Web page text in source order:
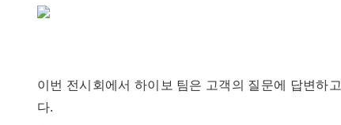
이번 전시회에서 하이보 팀은 고객의 질문에 답변하
다.